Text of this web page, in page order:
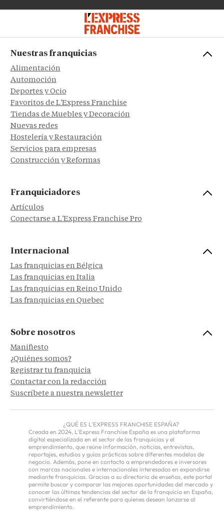
Nuestras franquicias
Alimentación
Automoción
Deportes y Ocio
Favoritos de L'Express Franchise
Tiendas de Muebles y Decoración
Nuevas redes
Hostelería y Restauración
Servicios para empresas
Construcción y Reformas
Franquiciadores
Artículos
Conectarse a L'Express Franchise Pro
Internacional
Las franquicias en Bélgica
Las franquicias en Italia
Las franquicias en Reino Unido
Las franquicias en Quebec
Sobre nosotros
Manifiesto
¿Quiénes somos?
Registrar tu franquicia
Contactar con la redacción
Suscríbete a nuestra newsletter
¿QUÉ ES L'EXPRESS FRANCHISE ESPAÑA?
Creada en 2024, L'Express Franchise España es una plataforma
digital especializada en el sector de las franquicias y el
emprendimiento, que reúne información, noticias, entrevistas,
reportajes, estudios y guías prácticas sobre diferentes modelos de
negocio. Además, pone en contacto a emprendedores e inversores
con marcas nacionales e internacionales interesadas en expandirse
mediante franquicias. Gracias a su directorio de enseñas, este portal
permite buscar y comparar las mejores oportunidades del mercado y
conocer las últimas tendencias del sector de la franquicia en España,
convirtiéndose en el referente para quienes desean lanzarse al
emprendimiento.